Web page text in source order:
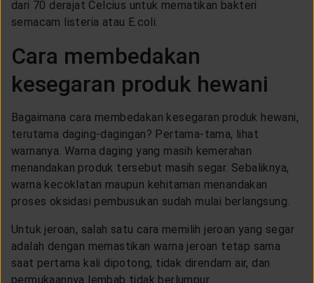
dari 70 derajat Celcius untuk mematikan bakteri
semacam listeria atau E.coli.
Cara membedakan
kesegaran produk hewani
Bagaimana cara membedakan kesegaran produk hewani,
terutama daging-dagingan? Pertama-tama, lihat
warnanya. Warna daging yang masih kemerahan
menandakan produk tersebut masih segar. Sebaliknya,
warna kecoklatan maupun kehitaman menandakan
proses oksidasi pembusukan sudah mulai berlangsung.
Untuk jeroan, salah satu cara memilih jeroan yang segar
adalah dengan memastikan warna jeroan tetap sama
saat pertama kali dipotong, tidak direndam air, dan
permukaannya lembab tidak berlumpur.